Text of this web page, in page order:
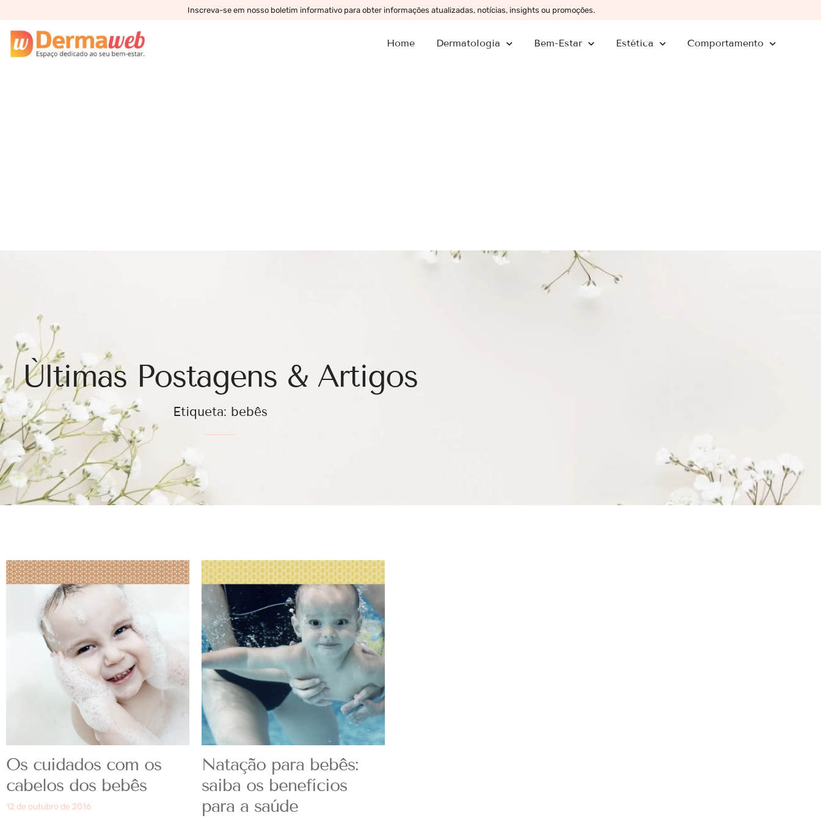
Inscreva-se em nosso boletim informativo para obter informações atualizadas, notícias, insights ou promoções.
Home Dermatologia Bem-Estar Estética Comportamento
Ùltimas Postagens & Artigos
Etiqueta: bebês
Os cuidados com os
cabelos dos bebês
12 de outubro de 2016
Natação para bebês:
saiba os benefícios
para a saúde